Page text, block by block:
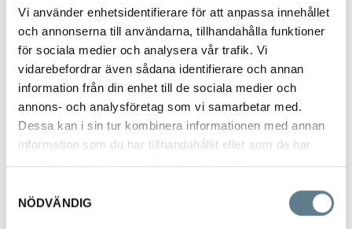
Vi använder enhetsidentifierare för att anpassa innehållet
och annonserna till användarna, tillhandahålla funktioner
för sociala medier och analysera vår trafik. Vi
vidarebefordrar även sådana identifierare och annan
information från din enhet till de sociala medier och
annons- och analysföretag som vi samarbetar med.
Dessa kan i sin tur kombinera informationen med annan
information som du har tillhandahållit eller som de har
samlat in när du har använt deras tjänster.
NÖDVÄNDIG
E-5231
Beskrivning
Hinkar med bottenband tillverkade av rostfritt stål.
Finns i 3 storlekar
Gradering med skalstreck för varje liter, samt märkning på 5L, 10L,
15L
Artnr Volym Mått (Diameter x H) Material